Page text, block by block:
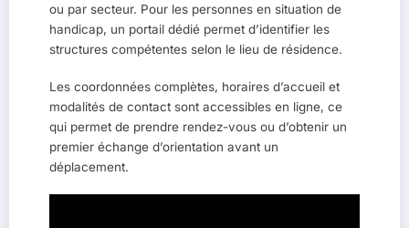
ou par secteur. Pour les personnes en situation de
handicap, un portail dédié permet d’identifier les
structures compétentes selon le lieu de résidence.
Les coordonnées complètes, horaires d’accueil et
modalités de contact sont accessibles en ligne, ce
qui permet de prendre rendez-vous ou d’obtenir un
premier échange d’orientation avant un
déplacement.